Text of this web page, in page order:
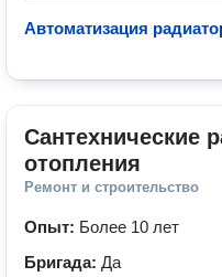
Автоматизация
Сантехнические
отопления
Ремонт и строительство
Опыт: Более 10 лет
Бригада: Да